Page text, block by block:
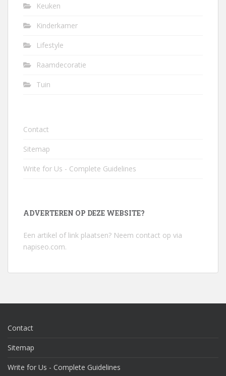
Keuken
Kinderkamer
Lifestyle
Raamdecoratie
Tuin
Contact
Sitemap
Write for Us - Complete Guidelines
ADVERTEREN OP DEZE WEBSITE?
Een artikel of link plaatsen? Neem contact op via
napiseo.com.
Contact
Sitemap
Write for Us - Complete Guidelines